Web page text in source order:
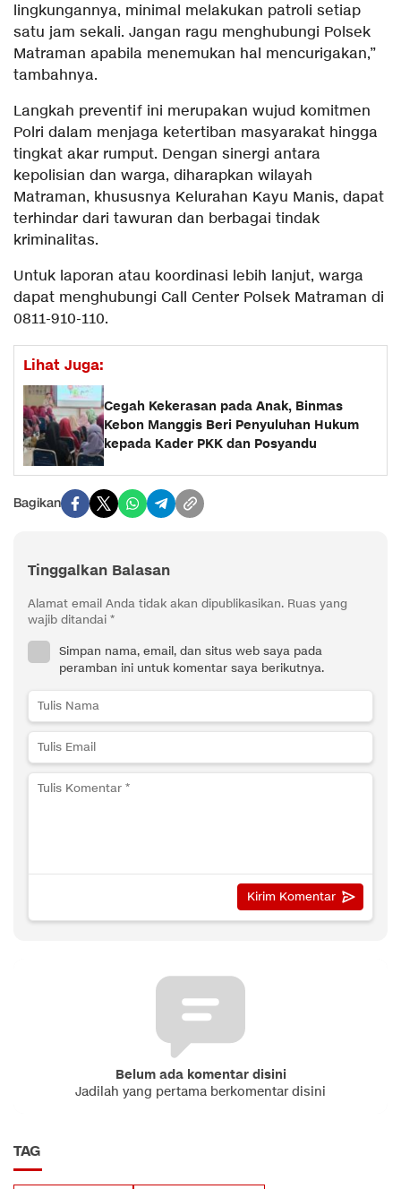
lingkungannya, minimal melakukan patroli setiap
satu jam sekali. Jangan ragu menghubungi Polsek
Matraman apabila menemukan hal mencurigakan,”
tambahnya.
Langkah preventif ini merupakan wujud komitmen
Polri dalam menjaga ketertiban masyarakat hingga
tingkat akar rumput. Dengan sinergi antara
kepolisian dan warga, diharapkan wilayah
Matraman, khususnya Kelurahan Kayu Manis, dapat
terhindar dari tawuran dan berbagai tindak
kriminalitas.
Untuk laporan atau koordinasi lebih lanjut, warga
dapat menghubungi Call Center Polsek Matraman di
0811-910-110.
Lihat Juga:
Cegah Kekerasan pada Anak, Binmas
Kebon Manggis Beri Penyuluhan Hukum
kepada Kader PKK dan Posyandu
Bagikan
Tinggalkan Balasan
Alamat email Anda tidak akan dipublikasikan. Ruas yang
wajib ditandai *
Simpan nama, email, dan situs web saya pada
peramban ini untuk komentar saya berikutnya.
Belum ada komentar disini
Jadilah yang pertama berkomentar disini
TAG